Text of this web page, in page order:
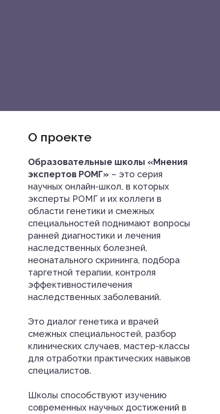
О проекте
Образовательные школы «Мнения
экспертов РОМГ» – это серия
научных онлайн-школ, в которых
эксперты РОМГ и их коллеги в
области генетики и смежных
специальностей поднимают вопросы
ранней диагностики и лечения
наследственных болезней,
неонатального скрининга, подбора
таргетной терапии, контроля
эффективностилечения
наследственных заболеваний.
Это диалог генетика и врачей
смежных специальностей, разбор
клинических случаев, мастер-классы
для отработки практических навыков
специалистов.
Школы способствуют изучению
современных научных достижений в